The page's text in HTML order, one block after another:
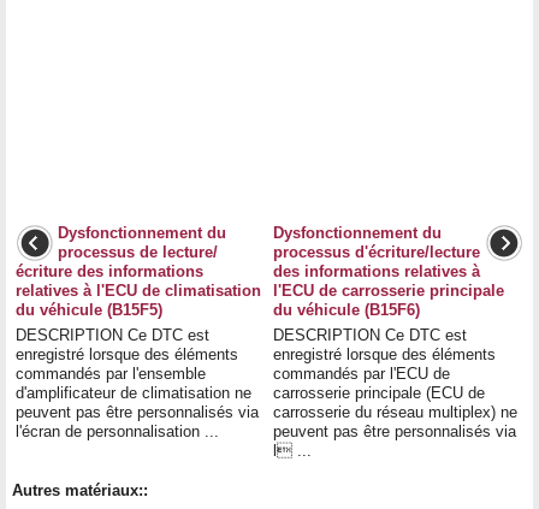
Dysfonctionnement du
processus de lecture/
écriture des informations
relatives à l'ECU de climatisation
du véhicule (B15F5)
DESCRIPTION Ce DTC est
enregistré lorsque des éléments
commandés par l'ensemble
d'amplificateur de climatisation ne
peuvent pas être personnalisés via
l'écran de personnalisation ...
Dysfonctionnement du
processus d'écriture/lecture
des informations relatives à
l'ECU de carrosserie principale
du véhicule (B15F6)
DESCRIPTION Ce DTC est
enregistré lorsque des éléments
commandés par l'ECU de
carrosserie principale (ECU de
carrosserie du réseau multiplex) ne
peuvent pas être personnalisés via
l ...
Autres matériaux::